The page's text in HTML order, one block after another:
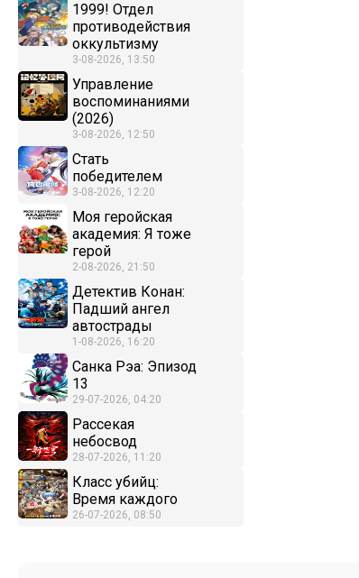
1999! Отдел
противодействия
оккультизму
3-08-2026, 13:50
Управление
воспоминаниями
(2026)
3-08-2026, 12:50
Стать
победителем
3-08-2026, 12:20
Моя геройская
академия: Я тоже
герой
2-08-2026, 21:50
Детектив Конан:
Падший ангел
автострады
1-08-2026, 16:20
Санка Рэа: Эпизод
13
29-07-2026, 04:20
Рассекая
небосвод
28-07-2026, 11:20
Класс убийц:
Время каждого
26-07-2026, 08:50